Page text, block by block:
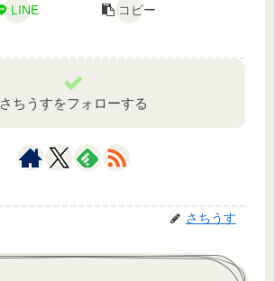
LINE コピー
さちうすをフォローする
さちうす